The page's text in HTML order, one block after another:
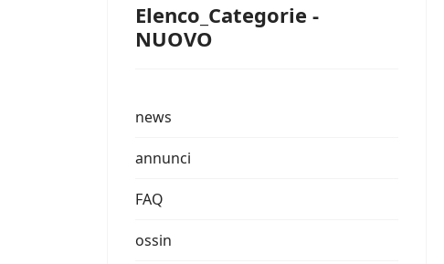
Elenco_Categorie -
NUOVO
news
annunci
FAQ
ossin